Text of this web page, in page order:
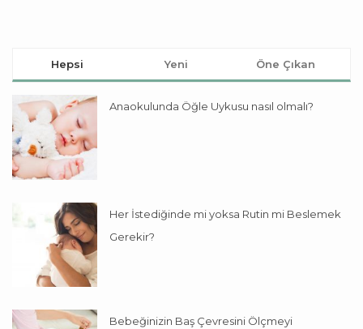
Hepsi Yeni Öne Çıkan
Anaokulunda Öğle Uykusu nasıl olmalı?
Her İstediğinde mi yoksa Rutin mi Beslemek
Gerekir?
Bebeğinizin Baş Çevresini Ölçmeyi